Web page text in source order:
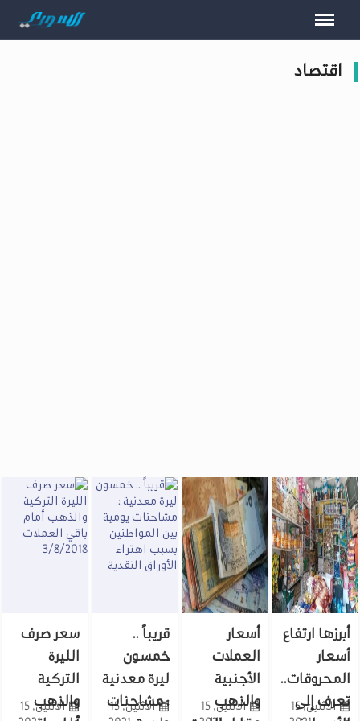
اقتصاد
أبرزها ارتفاع
أسعار
المحروقات..
تعرف إلىالاثنين, 15
أسعار
العملات
الأجنبية
والذهب الاثنين, 15
قريباً ..
خمسون
ليرة معدنية
: مشاحنات
الاثنين, 15
سعر صرف
الليرة
التركية
والذهب الاثنين, 15